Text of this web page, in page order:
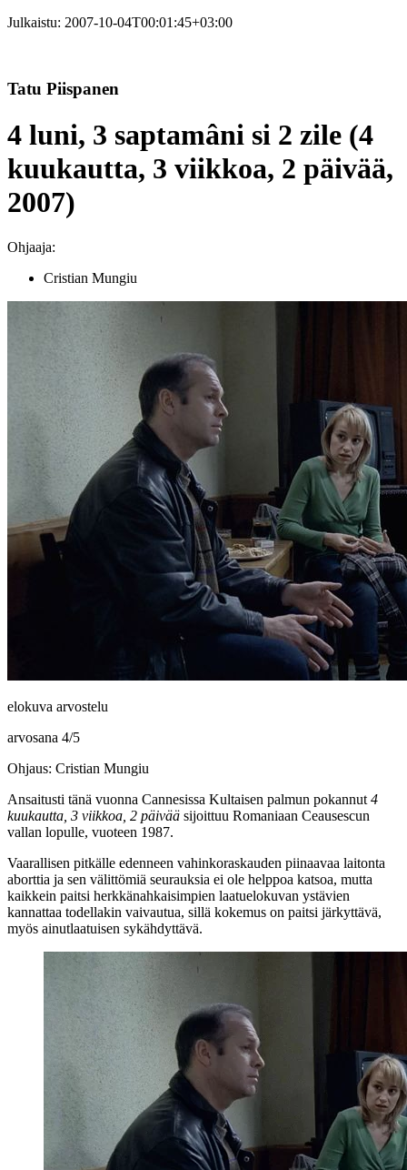
Julkaistu: 2007-10-04T00:01:45+03:00
Tatu Piispanen
4 luni, 3 saptamâni si 2 zile (4
kuukautta, 3 viikkoa, 2 päivää,
2007)
Ohjaaja:
Cristian Mungiu
elokuva arvostelu
arvosana 4/5
Ohjaus: Cristian Mungiu
Ansaitusti tänä vuonna Cannesissa Kultaisen palmun pokannut 4
kuukautta, 3 viikkoa, 2 päivää sijoittuu Romaniaan Ceausescun
vallan lopulle, vuoteen 1987.
Vaarallisen pitkälle edenneen vahinkoraskauden piinaavaa laitonta
aborttia ja sen välittömiä seurauksia ei ole helppoa katsoa, mutta
kaikkein paitsi herkkänahkaisimpien laatuelokuvan ystävien
kannattaa todellakin vaivautua, sillä kokemus on paitsi järkyttävä,
myös ainutlaatuisen sykähdyttävä.